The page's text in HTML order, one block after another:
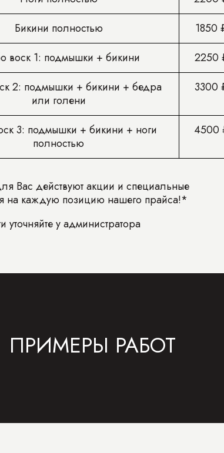
Бикини полностью
1850
воск 1: подмышки + бикини
2250
2: подмышки + бикини + бедра
или голени
3300
3: подмышки + бикини + ноги
полностью
Вас действуют акции и специальные
на каждую позицию нашего прайса!*
уточняйте у администратора
ПРИМЕРЫ РАБОТ